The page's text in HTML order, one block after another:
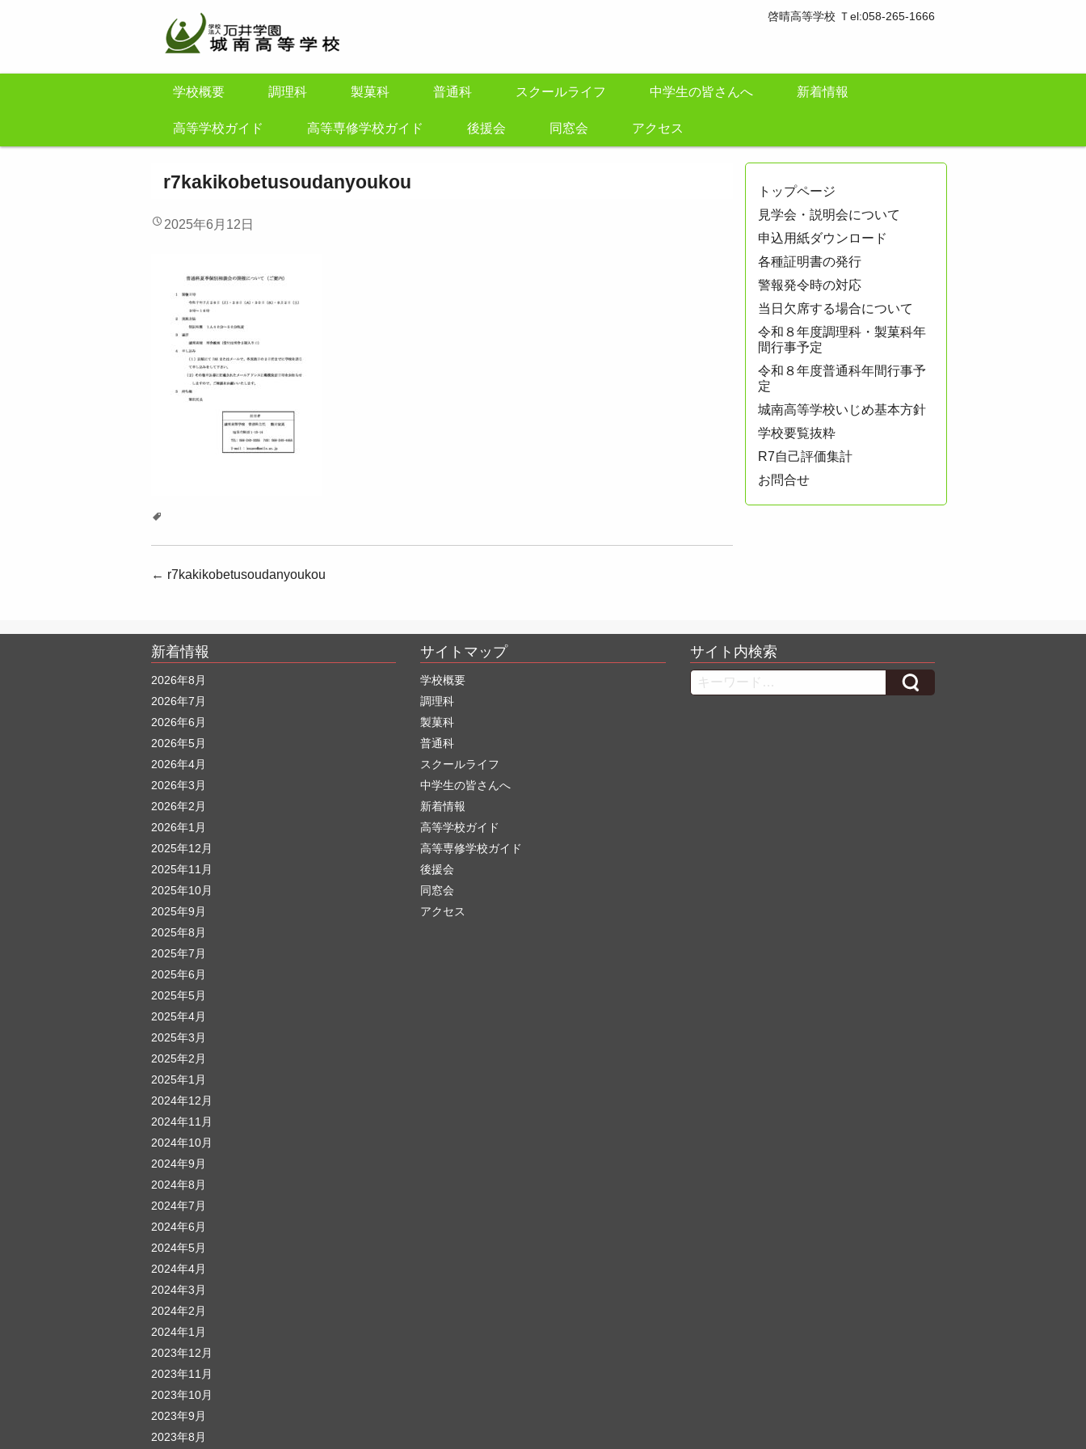
啓晴高等学校 Ｔel:058-265-1666
学校概要 調理科 製菓科 普通科 スクールライフ 中学生の皆さんへ 新着情報
高等学校ガイド 高等専修学校ガイド 後援会 同窓会 アクセス
r7kakikobetusoudanyoukou
2025年6月12日
投
ナ
ビ
ゲ
ー
シ
ョ
ン
← r7kakikobetusoudanyoukou
トップページ
見学会・説明会について
申込用紙ダウンロード
各種証明書の発行
警報発令時の対応
当日欠席する場合について
令和８年度調理科・製菓科年
間行事予定
令和８年度普通科年間行事予
定
城南高等学校いじめ基本方針
学校要覧抜粋
R7自己評価集計
お問合せ
新着情報
2026年8月
2026年7月
2026年6月
2026年5月
2026年4月
2026年3月
2026年2月
2026年1月
2025年12月
2025年11月
2025年10月
2025年9月
2025年8月
2025年7月
2025年6月
2025年5月
2025年4月
2025年3月
2025年2月
2025年1月
2024年12月
2024年11月
2024年10月
2024年9月
2024年8月
2024年7月
2024年6月
2024年5月
2024年4月
2024年3月
2024年2月
2024年1月
2023年12月
2023年11月
2023年10月
2023年9月
2023年8月
サイトマップ
学校概要
調理科
製菓科
普通科
スクールライフ
中学生の皆さんへ
新着情報
高等学校ガイド
高等専修学校ガイド
後援会
同窓会
アクセス
サイト内検索
Search